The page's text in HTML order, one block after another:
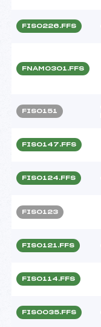
FIS0226.FFS
FNAM0301.FFS
FIS0151
FIS0147.FFS
FIS0124.FFS
FIS0123
FIS0121.FFS
FIS0114.FFS
FIS0035.FFS